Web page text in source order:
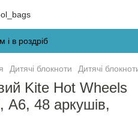
і в роздріб
Дитячі блокноти Дитячі
Kite Hot Wheels
А6, 48 аркушів,